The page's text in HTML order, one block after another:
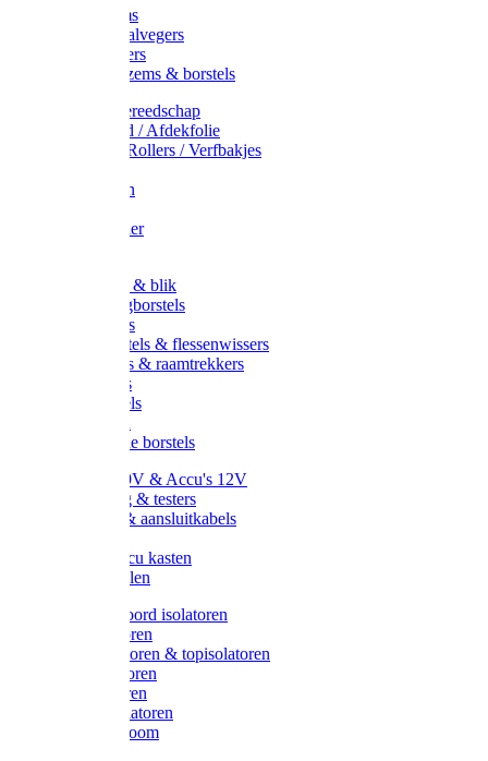
Gootbezems
Kamer-/Zaalvegers
Vloertrekkers
Onkruidbezems & borstels
Schildersgereedschap
Afplakband / Afdekfolie
Kwasten / Rollers / Verfbakjes
Afdekfoliën
Schuurpapier
Handveger & blik
Voetenveegborstels
Handvegers
Afwasborstels & flessenwissers
Wasborstels & raamtrekkers
Tonborstels
Werkborstels
Hygienische borstels
Batterijen 9V & Accu's 12V
Beveiliging & testers
Kabelsets & aansluitkabels
Metalen accu kasten
Zonnepanelen
Draad & koord isolatoren
Ringisolatoren
Extra isolatoren & topisolatoren
Hoekisolatoren
Lintisolatoren
Afstandisolatoren
Isolatorenboom